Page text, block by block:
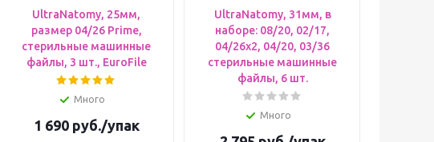
UltraNatomy, 25мм,
размер 04/26 Prime,
стерильные машинные
файлы, 3 шт., EuroFile
Много
1 690руб./упак
UltraNatomy, 31мм, в
наборе: 08/20, 02/17,
04/26х2, 04/20, 03/36
стерильные машинные
файлы, 6 шт.
Много